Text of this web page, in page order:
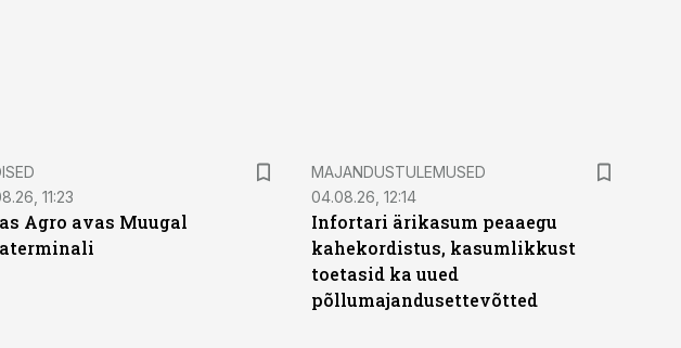
11:23
Agro avas Muugal
MAJANDUSTULEMUSED
04.08.26, 12:14
Infortari ärikasum peaaegu
kahekordistus, kasumlikkust
toetasid ka uued
põllumajandusettevõtted